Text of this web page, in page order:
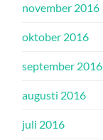
november 2016
oktober 2016
september 2016
augusti 2016
juli 2016